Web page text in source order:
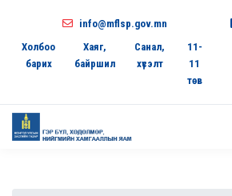
info@mflsp.gov.mn
Холбоо
барих
Хаяг,
байршил
Санал,
хүсэлт
11-
11
төв